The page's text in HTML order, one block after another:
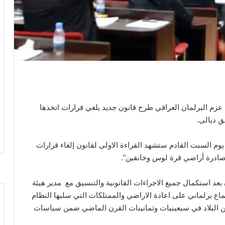
البرلمان العراقي طرح قانون جديد يلغي قرارات اتخذها
ديالى.
السبت القادم ستشهد القراءة الاولى لقانون إلغاء قرارات
استكمال جميع الاجراءات القانونية والتنسيق مع مدير هيئة
برلماني على اعادة الاراضي والممتلكات التي سلبها النظام
في سبعينيات وثمانينات القرن الماضي ضمن سياسات